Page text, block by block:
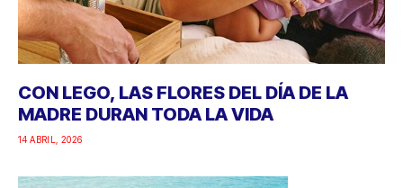
CON LEGO, LAS FLORES DEL DÍA DE LA
MADRE DURAN TODA LA VIDA
14 ABRIL, 2026